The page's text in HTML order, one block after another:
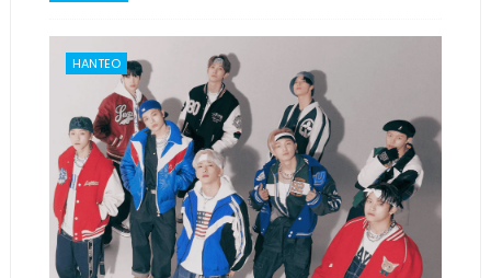
HANTEO